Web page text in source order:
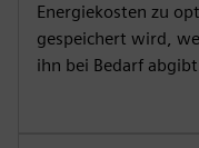
Energiekosten zu
gespeichert wird,
ihn bei Bedarf